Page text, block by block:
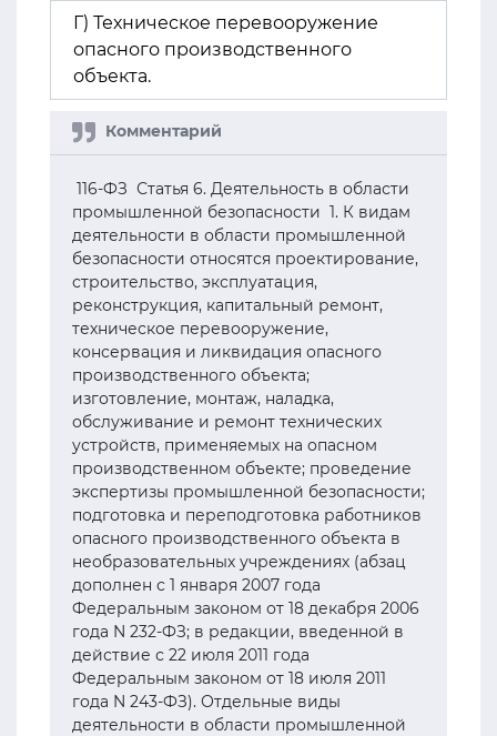
Г) Техническое перевооружение
опасного производственного
объекта.
116-ФЗ Статья 6. Деятельность в области
промышленной безопасности 1. К видам
деятельности в области промышленной
безопасности относятся проектирование,
строительство, эксплуатация,
реконструкция, капитальный ремонт,
техническое перевооружение,
консервация и ликвидация опасного
производственного объекта;
изготовление, монтаж, наладка,
обслуживание и ремонт технических
устройств, применяемых на опасном
производственном объекте; проведение
экспертизы промышленной безопасности;
подготовка и переподготовка работников
опасного производственного объекта в
необразовательных учреждениях (абзац
дополнен с 1 января 2007 года
Федеральным законом от 18 декабря 2006
года N 232-ФЗ; в редакции, введенной в
действие с 22 июля 2011 года
Федеральным законом от 18 июля 2011
года N 243-ФЗ). Отдельные виды
деятельности в области промышленной